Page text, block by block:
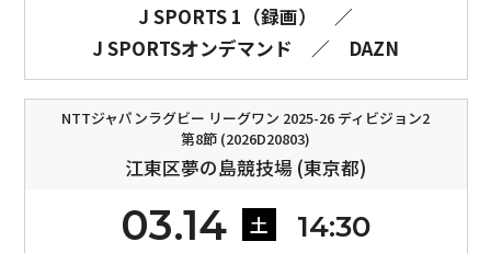
J SPORTS 1（録画）
／
J SPORTSオンデマンド
／ DAZN
NTTジャパンラグビー リーグワン 2025-26 ディビジョン2
第8節 (2026D20803)
江東区夢の島競技場 (東京都)
03.14 土 14:30